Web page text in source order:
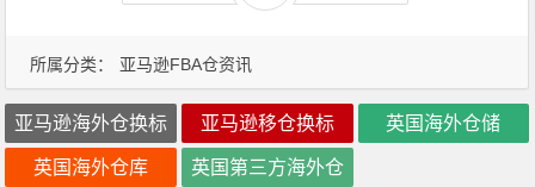
所属分类： 亚马逊FBA仓资讯
亚马逊海外仓换标 亚马逊移仓换标 英国海外仓储
英国海外仓库 英国第三方海外仓